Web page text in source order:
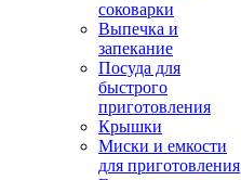
соковарки
Выпечка и
запекание
Посуда для
быстрого
приготовления
Крышки
Миски и емкости
для приготовления